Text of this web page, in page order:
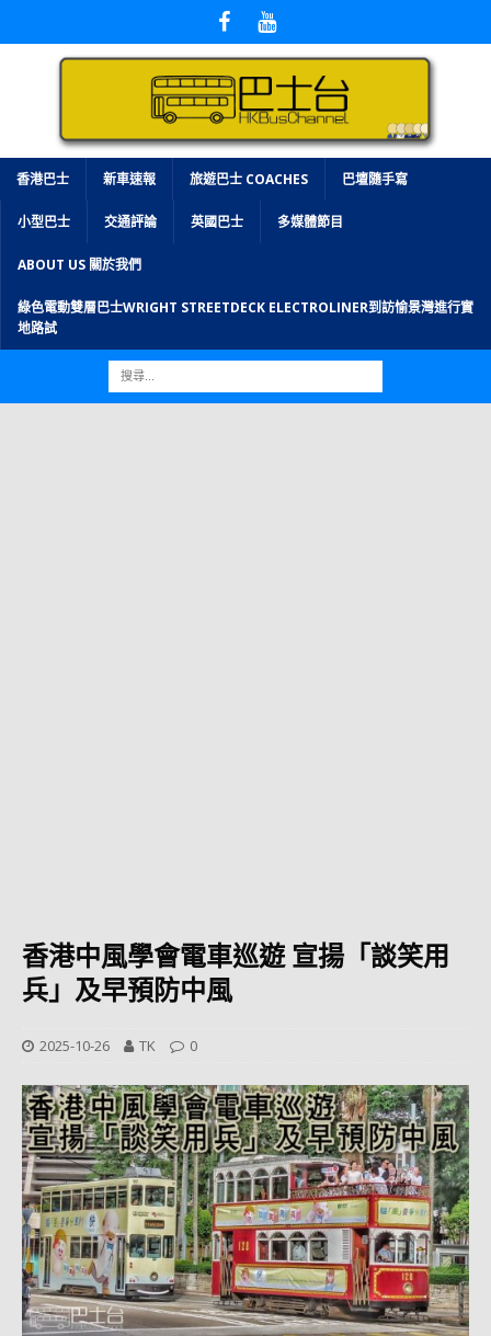
香港巴士 新車速報 旅遊巴士 COACHES 巴壇隨手寫
小型巴士 交通評論 英國巴士 多媒體節目
ABOUT US 關於我們
綠色電動雙層巴士WRIGHT STREETDECK ELECTROLINER到訪愉景灣進行實
地路試
香港中風學會電車巡遊 宣揚「談笑用
兵」及早預防中風
2025-10-26 TK 0